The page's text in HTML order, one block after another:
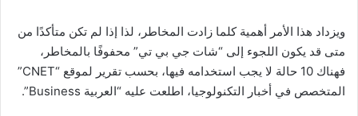
ويزداد هذا الأمر أهمية كلما زادت المخاطر، لذا إذا لم تكن متأكدًا من
متى قد يكون اللجوء إلى “شات جي بي تي” محفوفًا بالمخاطر،
فهناك 10 حالة لا يجب استخدامه فيها، بحسب تقرير لموقع “CNET”
المتخصص في أخبار التكنولوجيا، اطلعت عليه “العربية Business”.